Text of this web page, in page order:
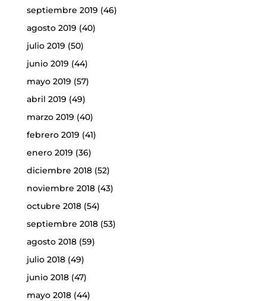
septiembre 2019 (46)
agosto 2019 (40)
julio 2019 (50)
junio 2019 (44)
mayo 2019 (57)
abril 2019 (49)
marzo 2019 (40)
febrero 2019 (41)
enero 2019 (36)
diciembre 2018(52)
noviembre 2018(43)
octubre 2018(54)
septiembre 2018(53)
agosto 2018(59)
julio 2018(49)
junio 2018(47)
mayo 2018(44)